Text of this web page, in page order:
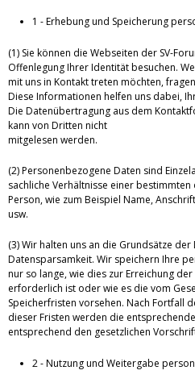
1 - Erhebung und Speicherung
(1) Sie können die Webseiten der SV-
Offenlegung Ihrer Identität besuchen.
mit uns in Kontakt treten möchten,
Diese Informationen helfen uns dabei,
Die Datenübertragung aus dem
kann von Dritten nicht
mitgelesen werden.
(2) Personenbezogene Daten sind
sachliche Verhältnisse einer
Person, wie zum Beispiel Name,
usw.
(3) Wir halten uns an die Grundsätze
Datensparsamkeit. Wir speichern Ihre
nur so lange, wie dies zur Erreichung
erforderlich ist oder wie es die vom
Speicherfristen vorsehen. Nach Fortfall
dieser Fristen werden die
entsprechend den gesetzlichen
2 - Nutzung und Weitergabe